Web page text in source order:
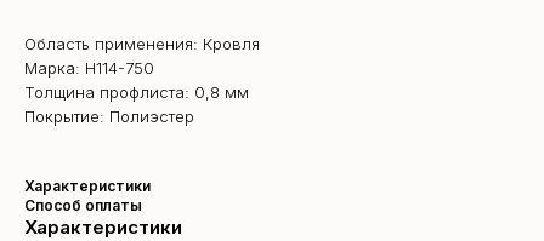
Область применения: Кровля
Марка: Н114-750
Толщина профлиста: 0,8 мм
Покрытие: Полиэстер
Характеристики
Способ оплаты
Характеристики